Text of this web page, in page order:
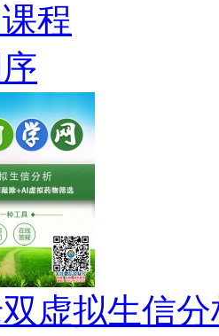
程
虚拟生信